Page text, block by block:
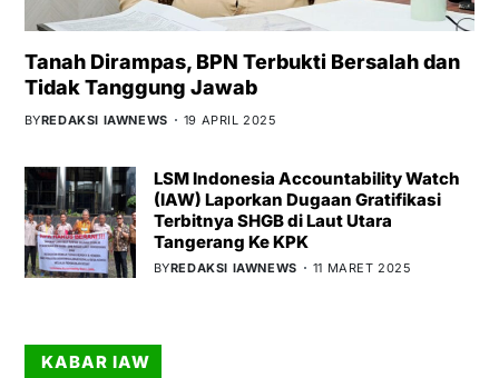
Tanah Dirampas, BPN Terbukti Bersalah dan
Tidak Tanggung Jawab
BYREDAKSI IAWNEWS 19 APRIL 2025
LSM Indonesia Accountability Watch
(IAW) Laporkan Dugaan Gratifikasi
Terbitnya SHGB di Laut Utara
Tangerang Ke KPK
BYREDAKSI IAWNEWS 11 MARET 2025
KABAR IAW